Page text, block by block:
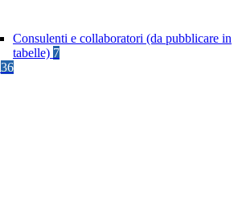
Consulenti e collaboratori (da pubblicare in
tabelle) 7
36